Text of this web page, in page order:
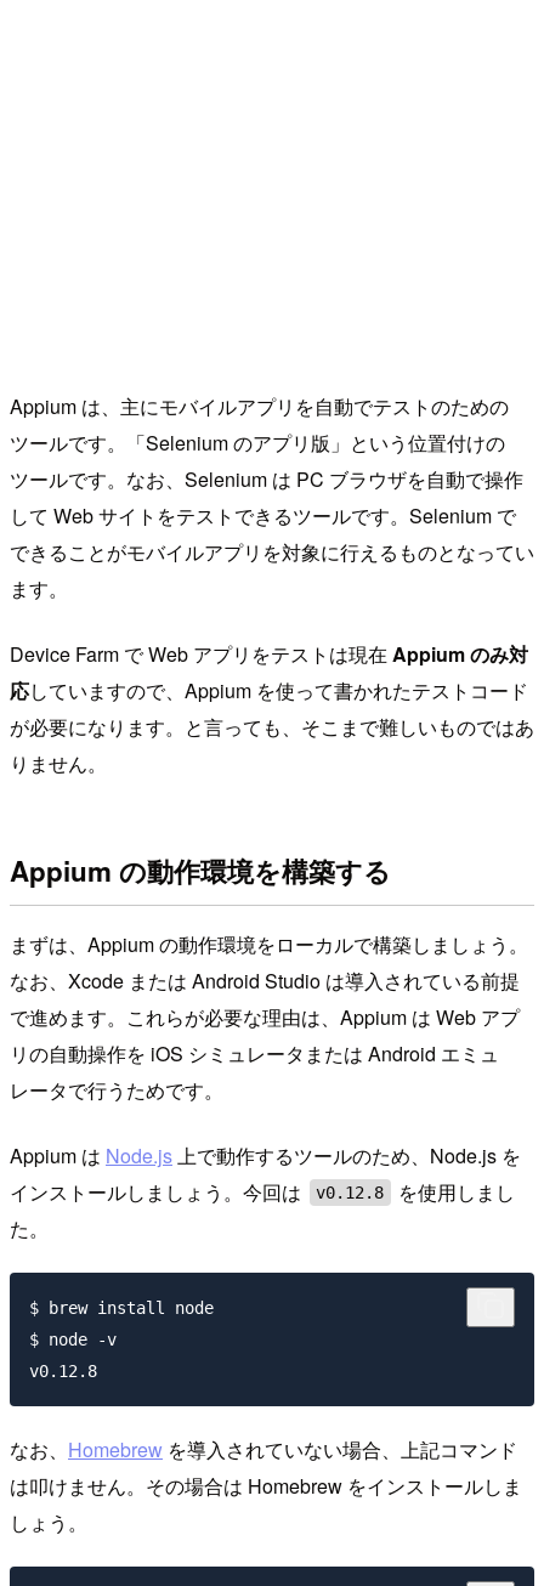
Appium は、主にモバイルアプリを自動でテストのための
ツールです。「Selenium のアプリ版」という位置付けの
ツールです。なお、Selenium は PC ブラウザを自動で操作
して Web サイトをテストできるツールです。Selenium で
できることがモバイルアプリを対象に行えるものとなってい
ます。
Device Farm で Web アプリをテストは現在 Appium のみ対
応していますので、Appium を使って書かれたテストコード
が必要になります。と言っても、そこまで難しいものではあ
りません。
Appium の動作環境を構築する
まずは、Appium の動作環境をローカルで構築しましょう。
なお、Xcode または Android Studio は導入されている前提
で進めます。これらが必要な理由は、Appium は Web アプ
リの自動操作を iOS シミュレータまたは Android エミュ
レータで行うためです。
Appium は Node.js上で動作するツールのため、Node.js を
インストールしましょう。今回は
v0.12.8
を使用しまし
た。
$ brew install node
$ node -v
なお、 Homebrew を導入されていない場合、上記コマンド
は叩けません。その場合は Homebrew をインストールしま
しょう。